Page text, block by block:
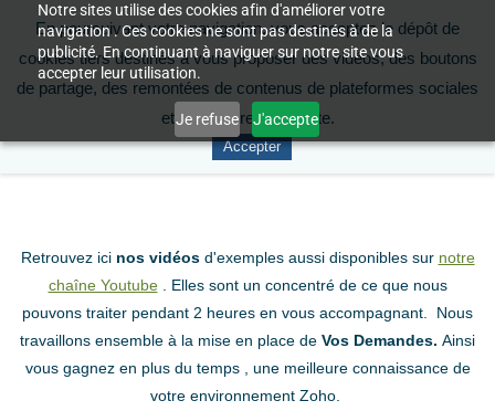
Notre sites utilise des cookies afin d'améliorer votre
navigation . Ces cookies ne sont pas destinés à de la
publicité. En continuant à naviguer sur notre site vous
accepter leur utilisation.
Je refuse J'accepte
Retrouvez ici nos vidéosd'exemples aussi disponibles sur notre
chaîne Youtube. Elles sont un concentré de ce que nous
pouvons traiter pendant 2 heures en vous accompagnant. Nous
travaillons ensemble à la mise en place de Vos Demandes. Ainsi
vous gagnez en plus du temps , une meilleure connaissance de
votre environnement Zoho.
En poursuivant votre navigation, vous acceptez le dépôt de
cookies tiers destinés à vous proposer des vidéos, des boutons
de partage, des remontées de contenus de plateformes sociales
et à améliorer notre site.
Accepter